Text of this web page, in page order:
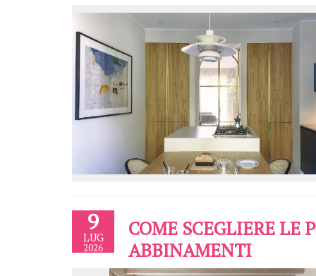
9
LUG
2026
COME SCEGLIERE LE
ABBINAMENTI